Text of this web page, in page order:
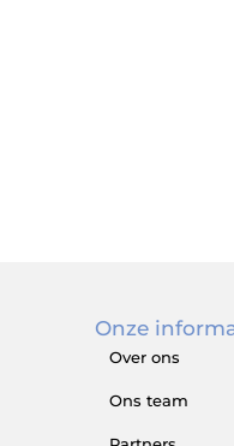
Onze
Over ons
Ons team